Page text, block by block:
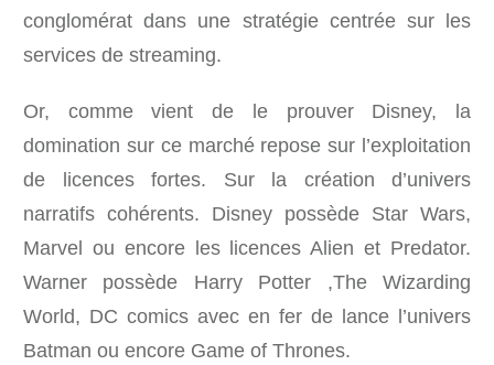
conglomérat dans une stratégie centrée sur les
services de streaming.
Or, comme vient de le prouver Disney, la
domination sur ce marché repose sur l’exploitation
de licences fortes. Sur la création d’univers
narratifs cohérents. Disney possède Star Wars,
Marvel ou encore les licences Alien et Predator.
Warner possède Harry Potter ,The Wizarding
World, DC comics avec en fer de lance l’univers
Batman ou encore Game of Thrones.